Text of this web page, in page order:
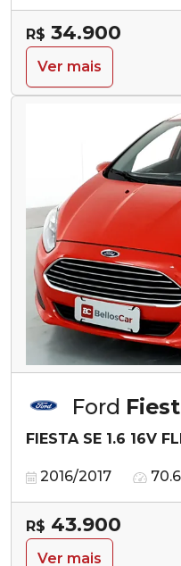
R$ 34.900
Ver mais
Ford
FIESTA SE 1.6 16V
2016/2017
R$ 43.900
Ver mais